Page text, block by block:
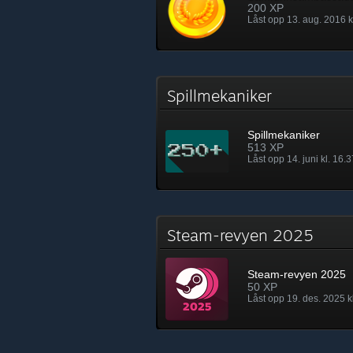
200 XP
Låst opp 13. aug. 2016
Spillmekaniker
Spillmekaniker
513 XP
Låst opp 14. juni kl.
Steam-revyen 2025
Steam-revyen 2025
50 XP
Låst opp 19. des. 2025